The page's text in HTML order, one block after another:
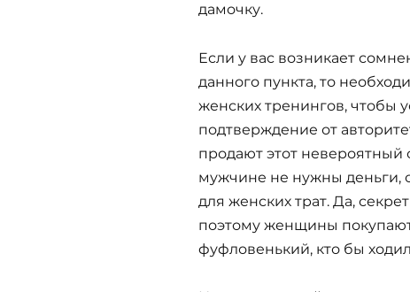
дамочку.
Если у вас возникает
данного пункта, то
женских тренингов, чтобы
подтверждение от
продают этот невероятный
мужчине не нужны деньги,
для женских трат. Да,
поэтому женщины
фуфловенький, кто бы